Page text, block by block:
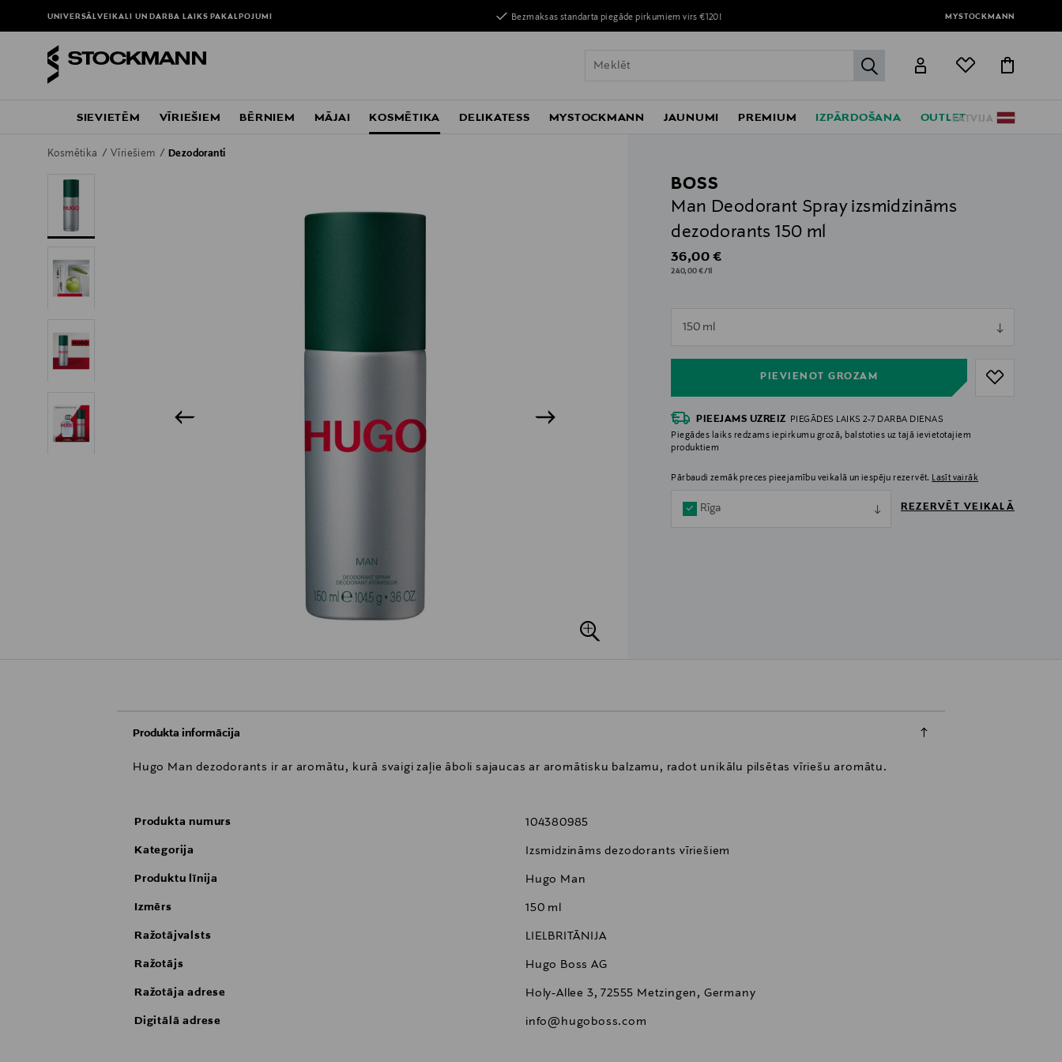
UNIVERSĀLVEIKALI UN DARBA LAIKSPAKALPOJUMI Bezmaksas standarta piegāde pirkumiem virs €120! MYSTOCKMANN
label.header.go
LATVIJA
SIEVIETĒM VĪRIEŠIEM BĒRNIEM MĀJAI KOSMĒTIKA DELIKATESS MYSTOCKMANN JAUNUMI PREMIUM IZPĀRDOŠANA OUTLET
Kosmētika Vīriešiem Dezodoranti
BOSS
Man Deodorant Spray izsmidzināms
dezodorants 150 ml
Original Price
36,00 €
240,00 €/1l
150 ml
PIEVIENOT GROZAM
null
PIEEJAMS UZREIZ
PIEGĀDES LAIKS 2-7 DARBA DIENAS
Piegādes laiks redzams iepirkumu grozā, balstoties uz tajā ievietotajiem
produktiem
Pārbaudi zemāk preces pieejamību veikalā un iespēju rezervēt. Lasīt vairāk
Rīga REZERVĒT VEIKALĀ
Produkta informācija
Hugo Man dezodorants ir ar aromātu, kurā svaigi zaļie āboli sajaucas ar aromātisku balzamu, radot unikālu pilsētas vīriešu aromātu.
Produkta numurs 104380985
Kategorija Izsmidzināms dezodorants vīriešiem
Produktu līnija Hugo Man
Izmērs 150 ml
Ražotājvalsts LIELBRITĀNIJA
Ražotājs Hugo Boss AG
Ražotāja adrese Holy-Allee 3, 72555 Metzingen, Germany
Digitālā adrese info@hugoboss.com